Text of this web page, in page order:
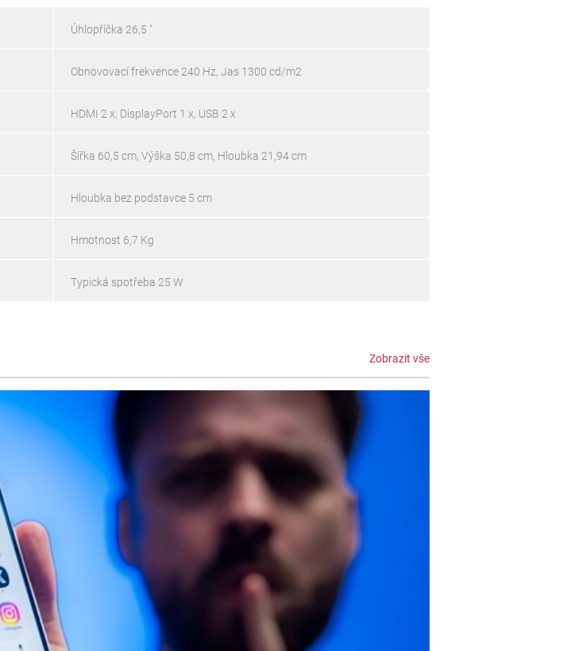
Úhlopříčka 26,5 "
Obnovovací frekvence 240 Hz, Jas 1300 cd/m2
HDMI 2 x, DisplayPort 1 x, USB 2 x
Šířka 60,5 cm, Výška 50,8 cm, Hloubka 21,94 cm
Hloubka bez podstavce 5 cm
Hmotnost 6,7 Kg
Typická spotřeba 25 W
Zobrazit vše